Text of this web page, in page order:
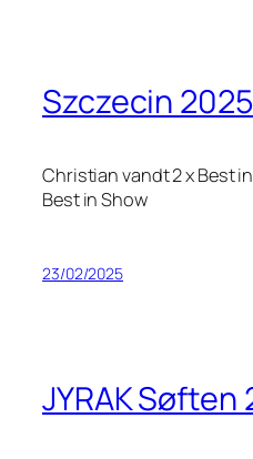
Szczecin
Christian vandt 2 x Best
Best in Show
23/02/2025
JYRAK Søften